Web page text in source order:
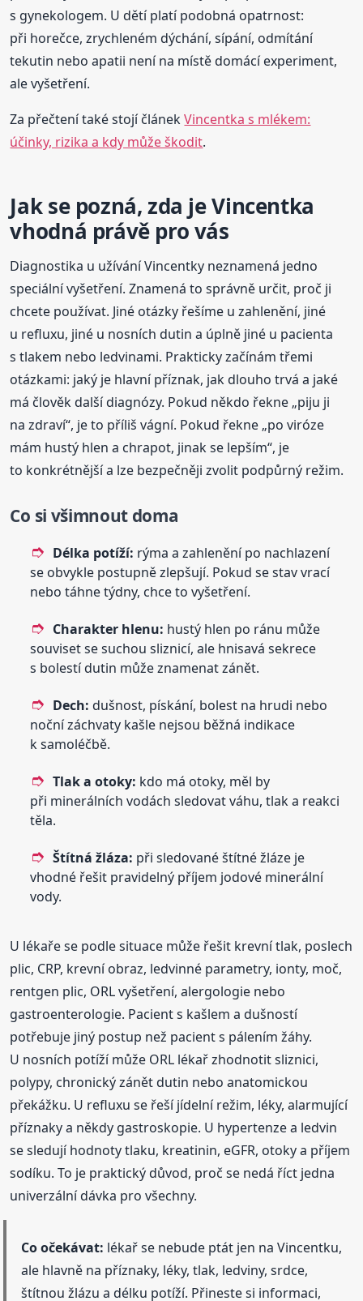
s gynekologem. U dětí platí podobná opatrnost:
při horečce, zrychleném dýchání, sípání, odmítání
tekutin nebo apatii není na místě domácí experiment,
ale vyšetření.
Za přečtení také stojí článekVincentka s mlékem:
účinky, rizika a kdy může škodit.
Jak se pozná, zda je Vincentka
vhodná právě pro vás
Diagnostika u užívání Vincentky neznamená jedno
speciální vyšetření. Znamená to správně určit, proč ji
chcete používat. Jiné otázky řešíme u zahlenění, jiné
u refluxu, jiné u nosních dutin a úplně jiné u pacienta
s tlakem nebo ledvinami. Prakticky začínám třemi
otázkami: jaký je hlavní příznak, jak dlouho trvá a jaké
má člověk další diagnózy. Pokud někdo řekne „piju ji
na zdraví“, je to příliš vágní. Pokud řekne „po viróze
mám hustý hlen a chrapot, jinak se lepším“, je
to konkrétnější a lze bezpečněji zvolit podpůrný režim.
Co si všimnout doma
Délka potíží: rýma a zahlenění po nachlazení
se obvykle postupně zlepšují. Pokud se stav vrací
nebo táhne týdny, chce to vyšetření.
Charakter hlenu: hustý hlen po ránu může
souviset se suchou sliznicí, ale hnisavá sekrece
s bolestí dutin může znamenat zánět.
Dech: dušnost, pískání, bolest na hrudi nebo
noční záchvaty kašle nejsou běžná indikace
k samoléčbě.
Tlak a otoky: kdo má otoky, měl by
při minerálních vodách sledovat váhu, tlak a reakci
těla.
Štítná žláza: při sledované štítné žláze je
vhodné řešit pravidelný příjem jodové minerální
vody.
U lékaře se podle situace může řešit krevní tlak, poslech
plic, CRP, krevní obraz, ledvinné parametry, ionty, moč,
rentgen plic, ORL vyšetření, alergologie nebo
gastroenterologie. Pacient s kašlem a dušností
potřebuje jiný postup než pacient s pálením žáhy.
U nosních potíží může ORL lékař zhodnotit sliznici,
polypy, chronický zánět dutin nebo anatomickou
překážku. U refluxu se řeší jídelní režim, léky, alarmující
příznaky a někdy gastroskopie. U hypertenze a ledvin
se sledují hodnoty tlaku, kreatinin, eGFR, otoky a příjem
sodíku. To je praktický důvod, proč se nedá říct jedna
univerzální dávka pro všechny.
Co očekávat: lékař se nebude ptát jen na Vincentku,
ale hlavně na příznaky, léky, tlak, ledviny, srdce,
štítnou žlázu a délku potíží. Přineste si informaci,